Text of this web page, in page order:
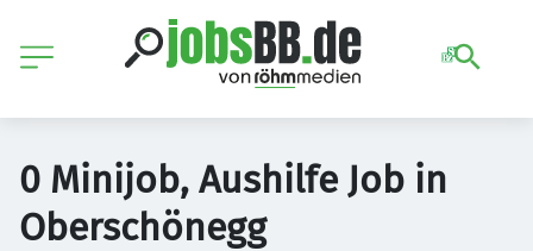
0 Minijob, Aushilfe Job in
Oberschönegg